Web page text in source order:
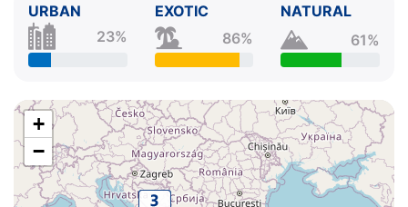
URBAN
23%
EXOTIC
86%
NATURAL
61%
+
−